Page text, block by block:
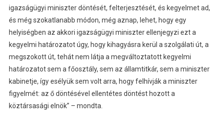
igazságügyi miniszter döntését, felterjesztését, és kegyelmet ad,
és még szokatlanabb módon, még aznap, lehet, hogy egy
helyiségben az akkori igazságügyi miniszter ellenjegyzi ezt a
kegyelmi határozatot úgy, hogy kihagyásra kerül a szolgálati út, a
megszokott út, tehát nem látja a megváltoztatott kegyelmi
határozatot sem a főosztály, sem az államtitkár, sem a miniszter
kabinetje, így esélyük sem volt arra, hogy felhívják a miniszter
figyelmét: az ő döntésével ellentétes döntést hozott a
köztársasági elnök” – mondta.